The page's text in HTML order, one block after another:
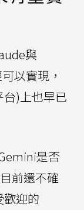
與
以實現，
)上也早已
是否
前還不確
迎的